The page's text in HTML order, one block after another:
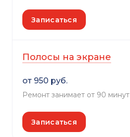
Записаться
Полосы на экране
от 950 руб.
Ремонт занимает от 90 минут
Записаться